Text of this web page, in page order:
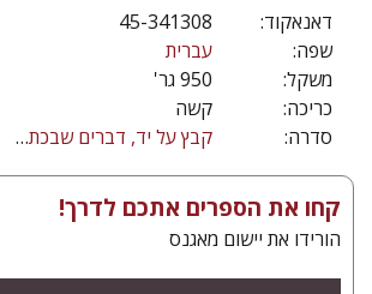
דאנאקוד:
45-341308
שפה:
עברית
משקל:
950 גר'
כריכה:
קשה
סדרה:
קבץ על יד, דברים שבכתב היוצאים לאור בפעם הראשונה
קחו את הספרים אתכם לדרך!
הורידו את יישום מאגנס